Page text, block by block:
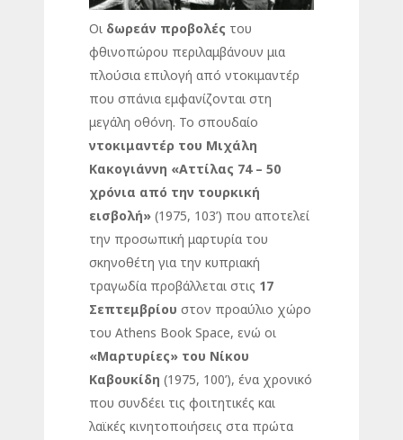
Οι δωρεάν προβολές του
φθινοπώρου περιλαμβάνουν μια
πλούσια επιλογή από ντοκιμαντέρ
που σπάνια εμφανίζονται στη
μεγάλη οθόνη. To σπουδαίο
ντοκιμαντέρ του Μιχάλη
Κακογιάννη «Αττίλας 74 – 50
χρόνια από την τουρκική
εισβολή» (1975, 103’) που αποτελεί
την προσωπική μαρτυρία του
σκηνοθέτη για την κυπριακή
τραγωδία προβάλλεται στις 17
Σεπτεμβρίου στον προαύλιο χώρο
του Athens Book Space, ενώ οι
«Μαρτυρίες» του Νίκου
Καβουκίδη (1975, 100’), ένα χρονικό
που συνδέει τις φοιτητικές και
λαϊκές κινητοποιήσεις στα πρώτα